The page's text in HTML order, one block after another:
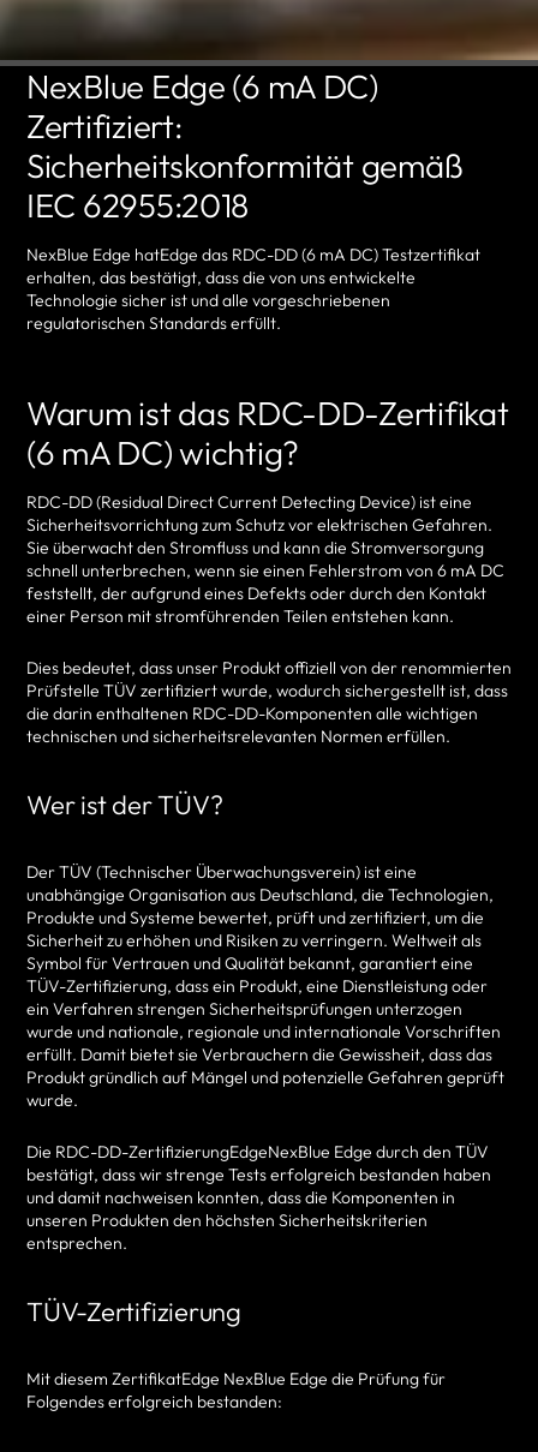
NexBlue Edge (6 mA DC)
Zertifiziert:
Sicherheitskonformität gemäß
IEC 62955:2018
NexBlue Edge hatEdge das RDC-DD (6 mA DC) Testzertifikat
erhalten, das bestätigt, dass die von uns entwickelte
Technologie sicher ist und alle vorgeschriebenen
regulatorischen Standards erfüllt.
Warum ist das RDC-DD-Zertifikat
(6 mA DC) wichtig?
RDC-DD (Residual Direct Current Detecting Device) ist eine
Sicherheitsvorrichtung zum Schutz vor elektrischen Gefahren.
Sie überwacht den Stromfluss und kann die Stromversorgung
schnell unterbrechen, wenn sie einen Fehlerstrom von 6 mA DC
feststellt, der aufgrund eines Defekts oder durch den Kontakt
einer Person mit stromführenden Teilen entstehen kann.
Dies bedeutet, dass unser Produkt offiziell von der renommierten
Prüfstelle TÜV zertifiziert wurde, wodurch sichergestellt ist, dass
die darin enthaltenen RDC-DD-Komponenten alle wichtigen
technischen und sicherheitsrelevanten Normen erfüllen.
Wer ist der TÜV?
Der TÜV (Technischer Überwachungsverein) ist eine
unabhängige Organisation aus Deutschland, die Technologien,
Produkte und Systeme bewertet, prüft und zertifiziert, um die
Sicherheit zu erhöhen und Risiken zu verringern. Weltweit als
Symbol für Vertrauen und Qualität bekannt, garantiert eine
TÜV-Zertifizierung, dass ein Produkt, eine Dienstleistung oder
ein Verfahren strengen Sicherheitsprüfungen unterzogen
wurde und nationale, regionale und internationale Vorschriften
erfüllt. Damit bietet sie Verbrauchern die Gewissheit, dass das
Produkt gründlich auf Mängel und potenzielle Gefahren geprüft
wurde.
Die RDC-DD-ZertifizierungEdgeNexBlue Edge durch den TÜV
bestätigt, dass wir strenge Tests erfolgreich bestanden haben
und damit nachweisen konnten, dass die Komponenten in
unseren Produkten den höchsten Sicherheitskriterien
entsprechen.
TÜV-Zertifizierung
Mit diesem ZertifikatEdge NexBlue Edge die Prüfung für
Folgendes erfolgreich bestanden: